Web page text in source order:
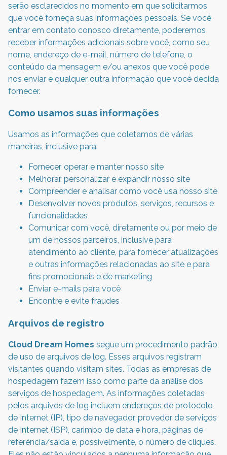
serão esclarecidos no momento em que solicitarmos
que você forneça suas informações pessoais. Se você
entrar em contato conosco diretamente, poderemos
receber informações adicionais sobre você, como seu
nome, endereço de e-mail, número de telefone, o
conteúdo da mensagem e/ou anexos que você pode
nos enviar e qualquer outra informação que você decida
fornecer.
Como usamos suas informações
Usamos as informações que coletamos de várias
maneiras, inclusive para:
Fornecer, operar e manter nosso site
Melhorar, personalizar e expandir nosso site
Compreender e analisar como você usa nosso site
Desenvolver novos produtos, serviços, recursos e
funcionalidades
Comunicar com você, diretamente ou por meio de
um de nossos parceiros, inclusive para
atendimento ao cliente, para fornecer atualizações
e outras informações relacionadas ao site e para
fins promocionais e de marketing
Enviar e-mails para você
Encontre e evite fraudes
Arquivos de registro
Cloud Dream Homes segue um procedimento padrão
de uso de arquivos de log. Esses arquivos registram
visitantes quando visitam sites. Todas as empresas de
hospedagem fazem isso como parte da análise dos
serviços de hospedagem. As informações coletadas
pelos arquivos de log incluem endereços de protocolo
de Internet (IP), tipo de navegador, provedor de serviços
de Internet (ISP), carimbo de data e hora, páginas de
referência/saída e, possivelmente, o número de cliques.